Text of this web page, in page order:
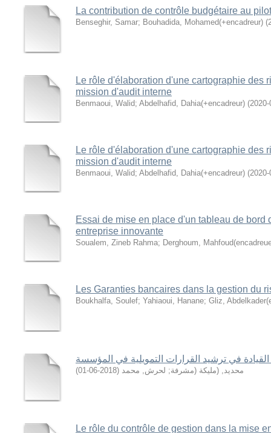
La contribution de contrôle budgétaire au
Benseghir, Samar; Bouhadida, Mohamed(+encadreur) (
Le rôle d'élaboration d'une cartographie des
mission d'audit interne
Benmaoui, Walid; Abdelhafid, Dahia(+encadreur) (2020-
Le rôle d'élaboration d'une cartographie des
mission d'audit interne
Benmaoui, Walid; Abdelhafid, Dahia(+encadreur) (2020-
Essai de mise en place d'un tableau de bord
entreprise innovante
Soualem, Zineb Rahma; Derghoum,
Les Garanties bancaires dans la gestion du
Boukhalfa, Soulef; Yahiaoui, Hanane; Gliz,
في ترشيد القرارات التمويلية في المؤسسة
محديد, (مليكة (مشرفة; لحرش, محمد (
2018-06-01
)
Le rôle du contrôle de gestion dans la mise